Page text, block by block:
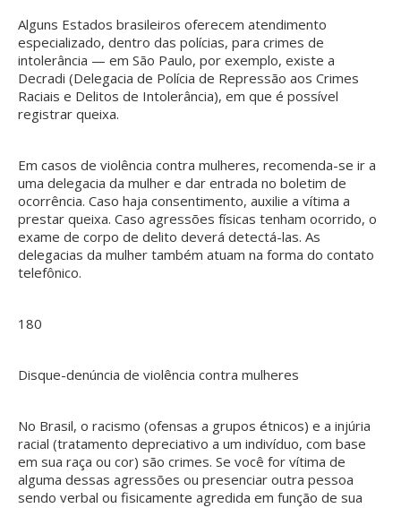
Alguns Estados brasileiros oferecem atendimento
especializado, dentro das polícias, para crimes de
intolerância — em São Paulo, por exemplo, existe a
Decradi (Delegacia de Polícia de Repressão aos Crimes
Raciais e Delitos de Intolerância), em que é possível
registrar queixa.
Em casos de violência contra mulheres, recomenda-se ir a
uma delegacia da mulher e dar entrada no boletim de
ocorrência. Caso haja consentimento, auxilie a vítima a
prestar queixa. Caso agressões físicas tenham ocorrido, o
exame de corpo de delito deverá detectá-las. As
delegacias da mulher também atuam na forma do contato
telefônico.
180
Disque-denúncia de violência contra mulheres
No Brasil, o racismo (ofensas a grupos étnicos) e a injúria
racial (tratamento depreciativo a um indivíduo, com base
em sua raça ou cor) são crimes. Se você for vítima de
alguma dessas agressões ou presenciar outra pessoa
sendo verbal ou fisicamente agredida em função de sua